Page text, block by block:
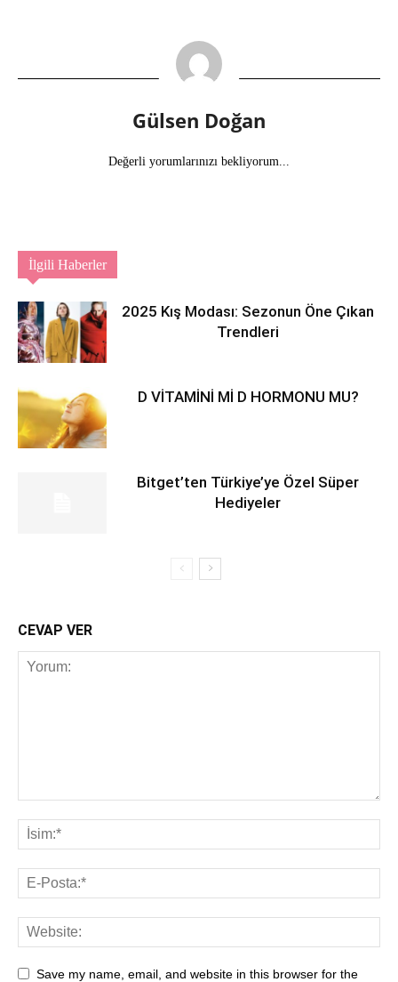
Gülsen Doğan
Değerli yorumlarınızı bekliyorum...
İlgili Haberler
2025 Kış Modası: Sezonun Öne Çıkan
Trendleri
D VİTAMİNİ Mİ D HORMONU MU?
Bitget’ten Türkiye’ye Özel Süper
Hediyeler
CEVAP VER
Save my name, email, and website in this browser for the